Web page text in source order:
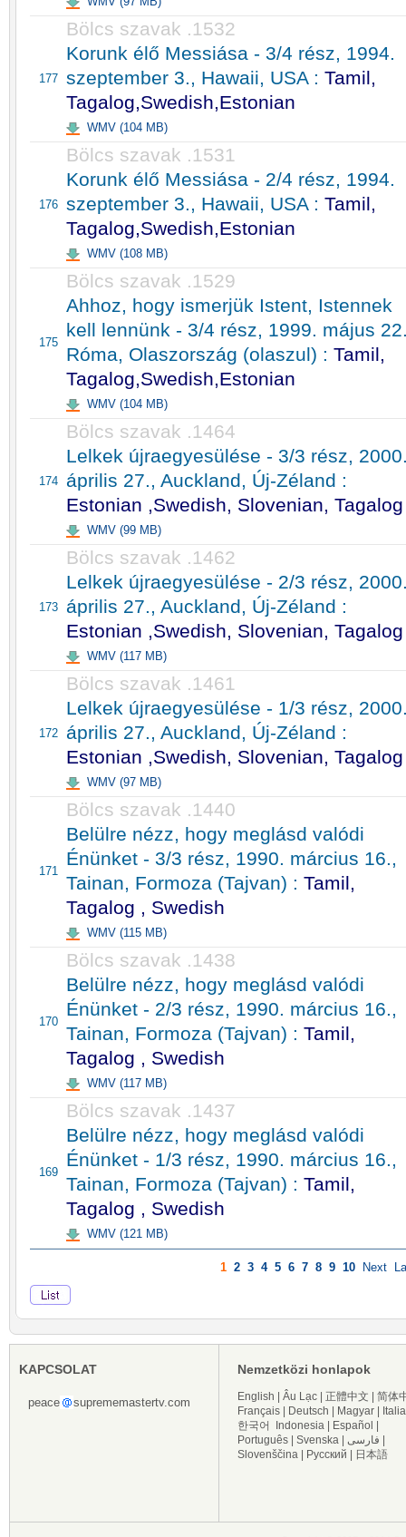
177
Bölcs szavak .1532
Korunk élő Messiása - 3/4 rész, 1994.
szeptember 3., Hawaii, USA : Tamil,
Tagalog,Swedish,Estonian
WMV (104 MB)
176
Bölcs szavak .1531
Korunk élő Messiása - 2/4 rész, 1994.
szeptember 3., Hawaii, USA : Tamil,
Tagalog,Swedish,Estonian
WMV (108 MB)
175
Bölcs szavak .1529
Ahhoz, hogy ismerjük Istent, Istennek
kell lennünk - 3/4 rész, 1999. május
Róma, Olaszország (olaszul) : Tamil,
Tagalog,Swedish,Estonian
WMV (104 MB)
174
Bölcs szavak .1464
Lelkek újraegyesülése - 3/3 rész,
április 27., Auckland, Új-Zéland :
Estonian ,Swedish, Slovenian, Tagalog
WMV (99 MB)
173
Bölcs szavak .1462
Lelkek újraegyesülése - 2/3 rész,
április 27., Auckland, Új-Zéland :
Estonian ,Swedish, Slovenian, Tagalog
WMV (117 MB)
172
Bölcs szavak .1461
Lelkek újraegyesülése - 1/3 rész,
április 27., Auckland, Új-Zéland :
Estonian ,Swedish, Slovenian, Tagalog
WMV (97 MB)
171
Bölcs szavak .1440
Belülre nézz, hogy meglásd valódi
Énünket - 3/3 rész, 1990. március 16.,
Tainan, Formoza (Tajvan) : Tamil,
Tagalog , Swedish
WMV (115 MB)
170
Bölcs szavak .1438
Belülre nézz, hogy meglásd valódi
Énünket - 2/3 rész, 1990. március 16.,
Tainan, Formoza (Tajvan) : Tamil,
Tagalog , Swedish
WMV (117 MB)
169
Bölcs szavak .1437
Belülre nézz, hogy meglásd valódi
Énünket - 1/3 rész, 1990. március 16.,
Tainan, Formoza (Tajvan) : Tamil,
Tagalog , Swedish
WMV (121 MB)
1 2 3 4 5 6 7 8 9 10 Next
KAPCSOLAT
peace suprememastertv.com
Nemzetközi honlapok
English Âu Lạc 正體中文
简体
Français
Deutsch Magyar
한국어
Indonesia Español
Português
Svenska فارسی
Slovenščina
Русский 日本語